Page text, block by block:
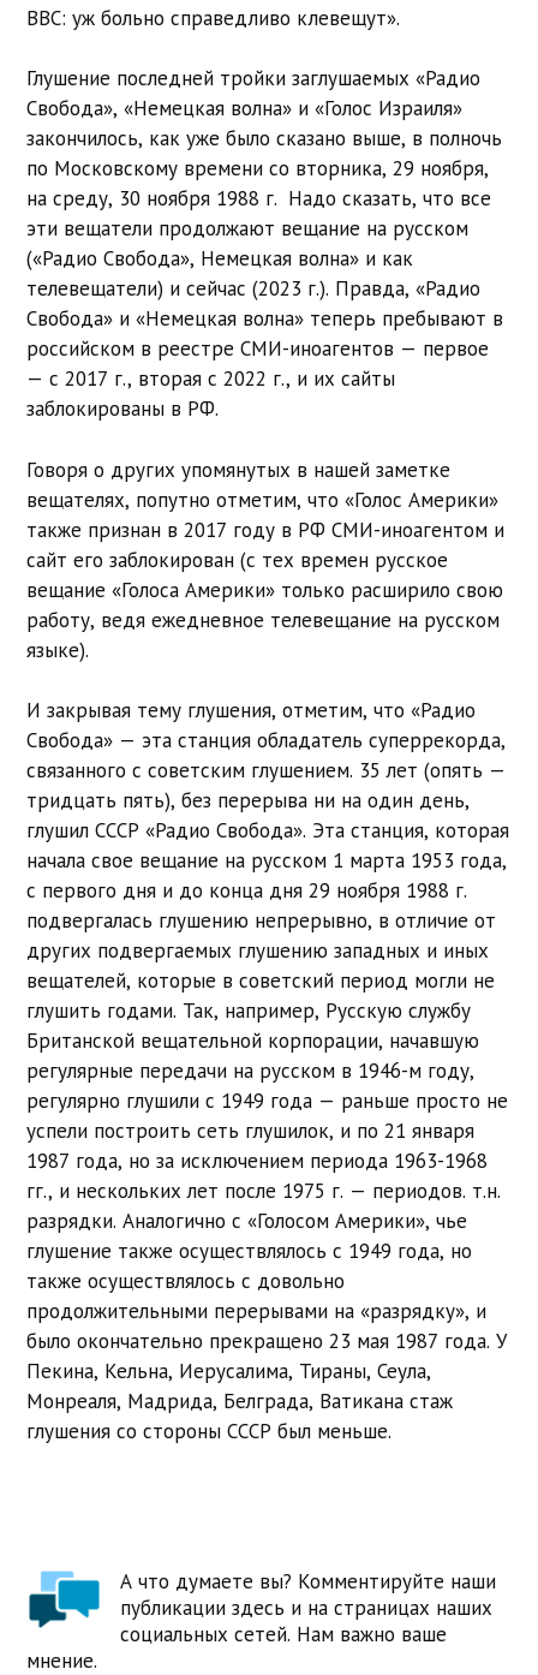
BBC: уж больно справедливо клевещут».
Глушение последней тройки заглушаемых «Радио
Свобода», «Немецкая волна» и «Голос Израиля»
закончилось, как уже было сказано выше, в полночь
по Московскому времени со вторника, 29 ноября,
на среду, 30 ноября 1988 г. Надо сказать, что все
эти вещатели продолжают вещание на русском
(«Радио Свобода», Немецкая волна» и как
телевещатели) и сейчас (2023 г.). Правда, «Радио
Свобода» и «Немецкая волна» теперь пребывают в
российском в реестре СМИ-иноагентов — первое
— с 2017 г., вторая с 2022 г., и их сайты
заблокированы в РФ.
Говоря о других упомянутых в нашей заметке
вещателях, попутно отметим, что «Голос Америки»
также признан в 2017 году в РФ СМИ-иноагентом и
сайт его заблокирован (с тех времен русское
вещание «Голоса Америки» только расширило свою
работу, ведя ежедневное телевещание на русском
языке).
И закрывая тему глушения, отметим, что «Радио
Свобода» — эта станция обладатель суперрекорда,
связанного с советским глушением. 35 лет (опять —
тридцать пять), без перерыва ни на один день,
глушил СССР «Радио Свобода». Эта станция, которая
начала свое вещание на русском 1 марта 1953 года,
с первого дня и до конца дня 29 ноября 1988 г.
подвергалась глушению непрерывно, в отличие от
других подвергаемых глушению западных и иных
вещателей, которые в советский период могли не
глушить годами. Так, например, Русскую службу
Британской вещательной корпорации, начавшую
регулярные передачи на русском в 1946-м году,
регулярно глушили с 1949 года — раньше просто не
успели построить сеть глушилок, и по 21 января
1987 года, но за исключением периода 1963-1968
гг., и нескольких лет после 1975 г. — периодов. т.н.
разрядки. Аналогично с «Голосом Америки», чье
глушение также осуществлялось с 1949 года, но
также осуществлялось с довольно
продолжительными перерывами на «разрядку», и
было окончательно прекращено 23 мая 1987 года. У
Пекина, Кельна, Иерусалима, Тираны, Сеула,
Монреаля, Мадрида, Белграда, Ватикана стаж
глушения со стороны СССР был меньше.
А что думаете вы? Комментируйте наши
публикации здесь и на страницах наших
социальных сетей. Нам важно ваше
мнение.